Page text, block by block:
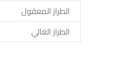
الطراز المعقول
الطراز الغالي